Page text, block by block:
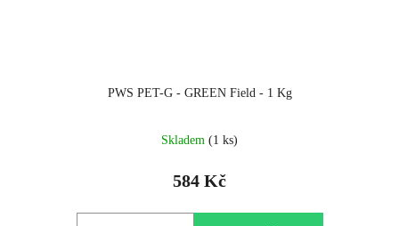
PWS PET-G - GREEN Field - 1 Kg
Skladem (1 ks)
584 Kč